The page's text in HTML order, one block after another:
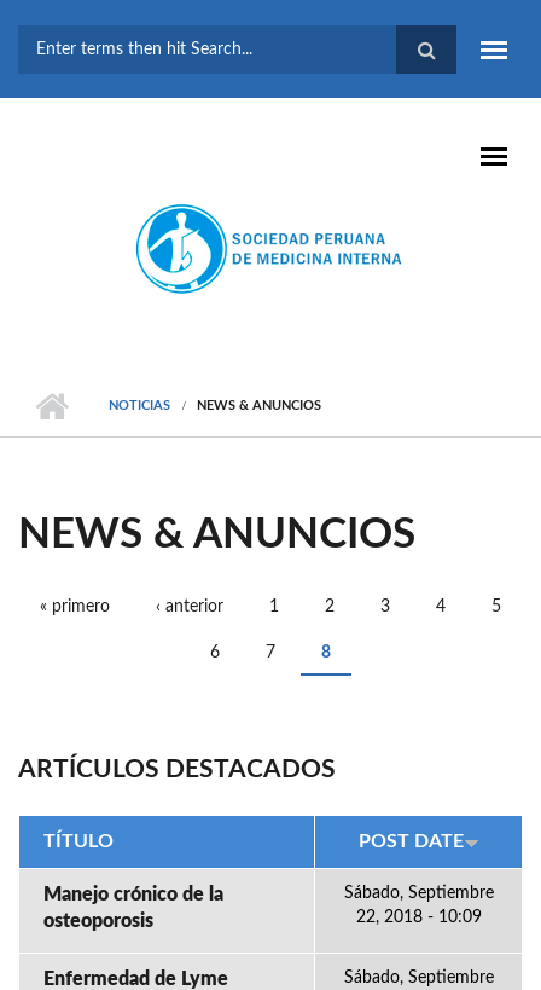
BÚSQUEDA
NOTICIAS NEWS & ANUNCIOS
NEWS & ANUNCIOS
« primero ‹ anterior 1 2 3 4 5
6 7 8
ARTÍCULOS DESTACADOS
TÍTULO POST DATE
Manejo crónico de la
osteoporosis
Sábado, Septiembre
22, 2018 - 10:09
Enfermedad de Lyme
Sábado, Septiembre